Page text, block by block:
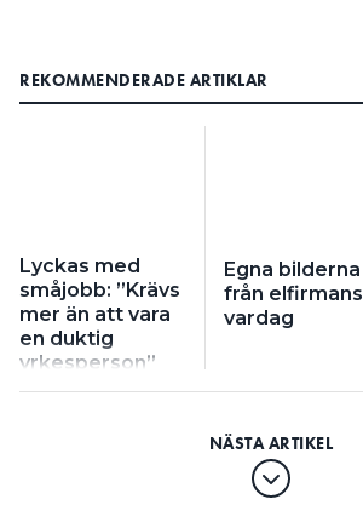
REKOMMENDERADE ARTIKLAR
Lyckas med
småjobb: ”Krävs
mer än att vara
en duktig
yrkesperson”
Egna bilderna
från elfirmans
vardag